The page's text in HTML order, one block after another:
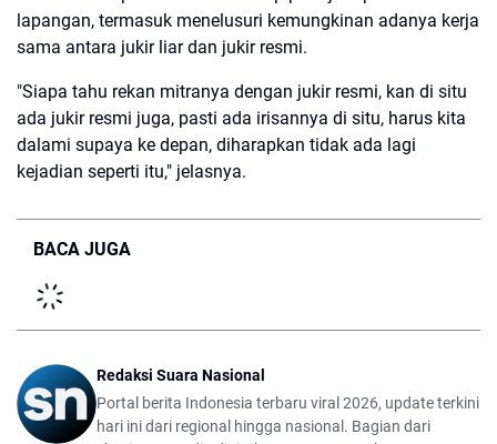
lapangan, termasuk menelusuri kemungkinan adanya kerja
sama antara jukir liar dan jukir resmi.
"Siapa tahu rekan mitranya dengan jukir resmi, kan di situ
ada jukir resmi juga, pasti ada irisannya di situ, harus kita
dalami supaya ke depan, diharapkan tidak ada lagi
kejadian seperti itu," jelasnya.
BACA JUGA
Redaksi Suara Nasional
Portal berita Indonesia terbaru viral 2026, update terkini
hari ini dari regional hingga nasional. Bagian dari